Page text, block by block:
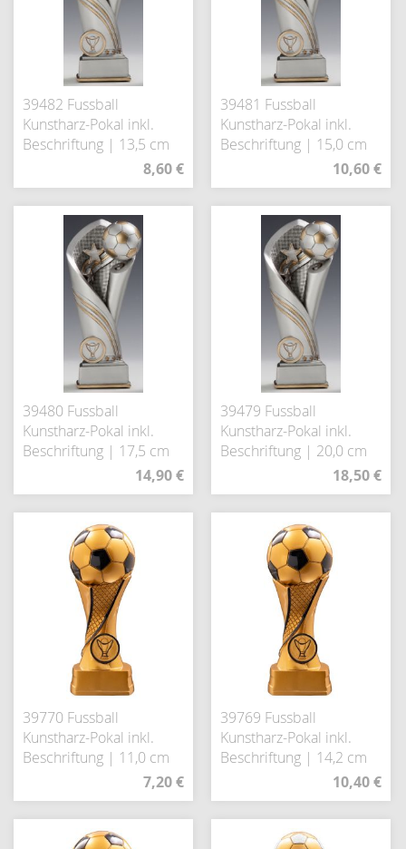
39482 Fussball
Kunstharz-Pokal inkl.
Beschriftung | 13,5 cm
8,60 €
39481 Fussball
Kunstharz-Pokal inkl.
Beschriftung | 15,0 cm
10,60 €
39480 Fussball
Kunstharz-Pokal inkl.
Beschriftung | 17,5 cm
14,90 €
39479 Fussball
Kunstharz-Pokal inkl.
Beschriftung | 20,0 cm
18,50 €
39770 Fussball
Kunstharz-Pokal inkl.
Beschriftung | 11,0 cm
7,20 €
39769 Fussball
Kunstharz-Pokal inkl.
Beschriftung | 14,2 cm
10,40 €